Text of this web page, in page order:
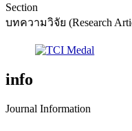
Section
บทความวิจัย (Research
info
Journal Information